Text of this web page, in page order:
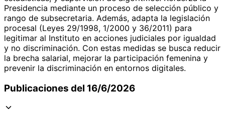
Presidencia mediante un proceso de selección público y
rango de subsecretaria. Además, adapta la legislación
procesal (Leyes 29/1998, 1/2000 y 36/2011) para
legitimar al Instituto en acciones judiciales por igualdad
y no discriminación. Con estas medidas se busca reducir
la brecha salarial, mejorar la participación femenina y
prevenir la discriminación en entornos digitales.
Publicaciones del 16/6/2026